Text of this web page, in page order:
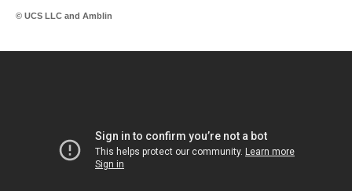
© UCS LLC and Amblin